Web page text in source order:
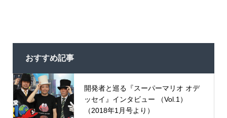
おすすめ記事
開発者と巡る『スーパーマリオ オデ
ッセイ』インタビュー （Vol.1）
（2018年1月号より）